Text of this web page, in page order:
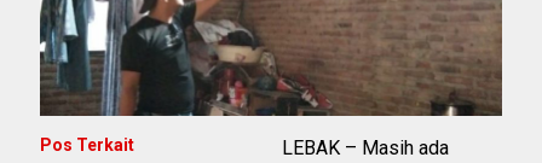
LEBAK – Masih ada
Pos Terkait